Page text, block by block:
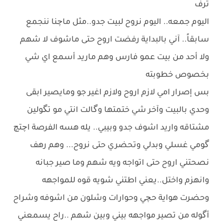
ترف
اليوم جمعه.. اليوم نروح لبيت جدو..مثل ماچنا ننجمع
سابقاً.. آني بالبداية رفضت اروح حتى ماشوف لا شهم
ولا أحد من بيت عمو فارس وهم ماريد أسمع اي شي
بخصوص خطوبته
بس إصرار امي لازم اروح ولازم اغير جو ومايصير ابقى
وحدي بالبيت وآخر شي ختمتها وگالت انتي مو تگولين
مشتاقه واريد اشوف جدو وبيبي.. يله هسه الفرصة اچتچ
گومي غسلي وبدلي وتحضري حتى نروح... وهم رهف
نصحتني اروح حتى اتواجه ويه شهم وما صير جبانه
وانهزم واختل..يعني اطتني شويه قوه للمواجهه
وحضرت هواية حچي وحوارات وشلون من اشوفه وشراح
أگوله من تصير مواجهه بيني وبين شهم ..راح يسمعني